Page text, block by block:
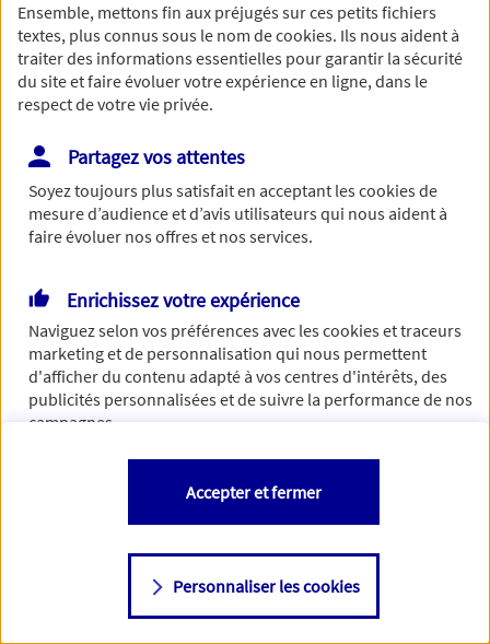
Toutes nos excuses, une erreur technique nous empêche
de traiter votre demande. N'hésitez pas à rafraichir ce
formulaire dans quelques minutes.
Si besoin, vous pouvez nous joindre via notre page de
contact.
> Nous contacter
Ensemble, mettons fin aux préjugés sur ces petits fichiers
textes, plus connus sous le nom decookies. Ils nous aident à
traiter des informations essentielles pour garantir la sécurité
du site et faire évoluer votre expérience en ligne, dans le
respect de votre vie privée.
Partagez vos attentes
Soyez toujours plus satisfait en acceptant lescookiesde
mesure d’audience et d’avis utilisateurs qui nous aident à
faire évoluer nos offres et nos services.
Enrichissez votre expérience
Naviguez selon vos préférences avec lescookies et traceurs
marketing et de personnalisation qui nous permettent
d'afficher du contenu adapté à vos centres d'intérêts, des
publicités personnalisées et de suivre la performance de nos
campagnes.
Vous êtes libre de les accepter, de les refuser comme de
changer d'avis à tout moment en allant sur
Consulter notre politique decookies
Personnaliser les cookies
Accepter et fermer